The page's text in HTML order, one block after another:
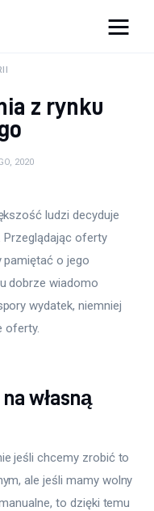
z rynku
2020
ludzi decyduje
Przeglądając oferty
pamiętać o jego
dobrze wiadomo
wydatek, niemniej
oferty.
własną
jeśli chcemy zrobić to
ale jeśli mamy wolny
to dzięki temu